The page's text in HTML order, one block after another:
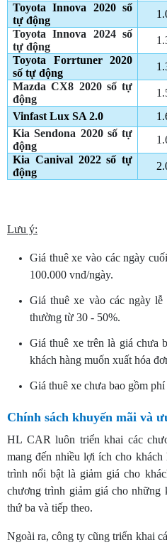
Toyota Innova 2020 số
tự động
Toyota Innova 2024 số
tự động
Toyota Forrtuner 2020
số tự động
Mazda CX8 2020 số tự
động
Vinfast Lux SA 2.0
Kia Sendona 2020 số tự
động
Kia Canival 2022 số tự
động
Lưu ý:
Giá thuê xe vào các ngày
100.000 vnđ/ngày.
Giá thuê xe vào các ngày
thường từ 30 - 50%.
Giá thuê xe trên là giá chưa
khách hàng muốn xuất hóa
Giá thuê xe chưa bao gồm
Chính sách khuyến mãi và
HL CAR luôn triển khai các
mang đến nhiều lợi ích cho
trình nổi bật là giảm giá cho
chương trình giảm giá cho những
thứ ba và tiếp theo.
Ngoài ra, công ty cũng triển khai